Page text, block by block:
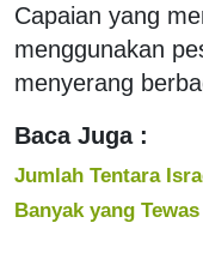
Capaian yang
menggunakan
menyerang
Baca Juga :
Jumlah Tentara
Banyak yang